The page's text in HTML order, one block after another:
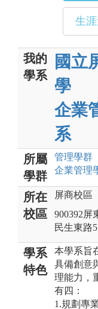
生
我的
學系
國立
學
企業
系
所屬
學群
管理學群
企業管理
所在
校區
屏商校區
900392屏
民生東路
學系
特色
本學系旨
具備創意
理能力，
有四：
1.規劃專